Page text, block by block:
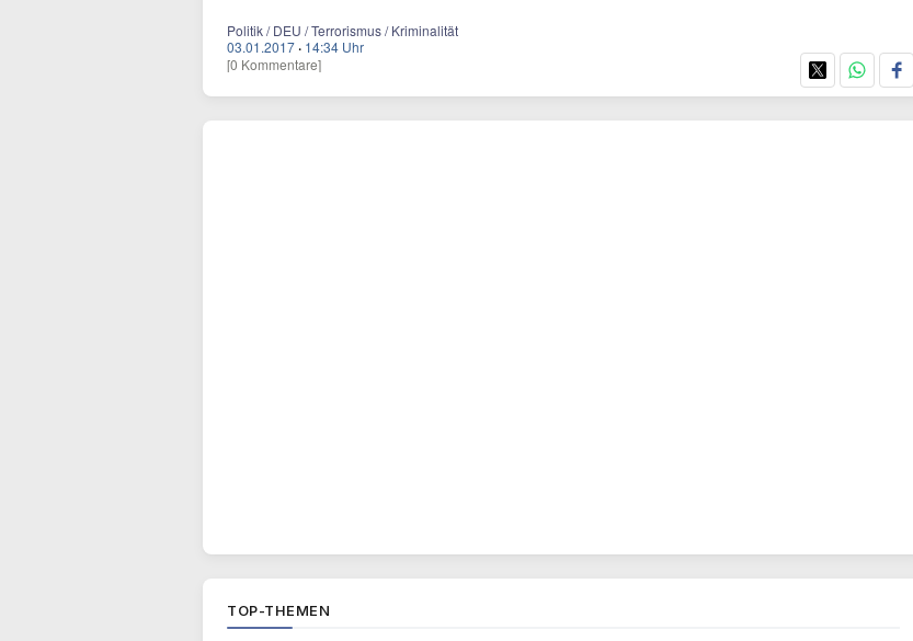
Politik / DEU / Terrorismus / Kriminalität
03.01.2017 · 14:34 Uhr
[0 Kommentare]
TOP-THEMEN